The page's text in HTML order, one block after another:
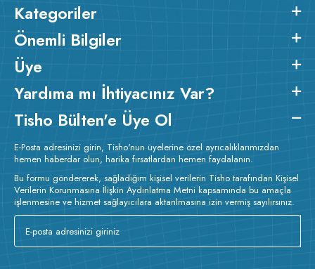
Kategoriler
Önemli Bilgiler
Üye
Yardıma mı İhtiyacınız Var?
Tisho Bülten'e Üye Ol
E-Posta adresinizi girin, Tisho'nun üyelerine özel ayrıcalıklarımızdan
hemen haberdar olun, harika fırsatlardan hemen faydalanın.
Bu formu göndererek, sağladığım kişisel verilerin Tisho tarafından Kişisel
Verilerin Korunmasına İlişkin Aydınlatma Metni kapsamında bu amaçla
işlenmesine ve hizmet sağlayıcılara aktarılmasına izin vermiş sayılırsınız.